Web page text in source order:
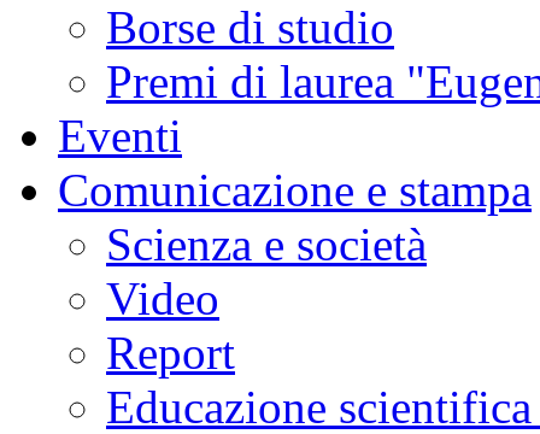
Borse di studio
Premi di laurea
Eventi
Comunicazione e stampa
Scienza e società
Video
Report
Educazione